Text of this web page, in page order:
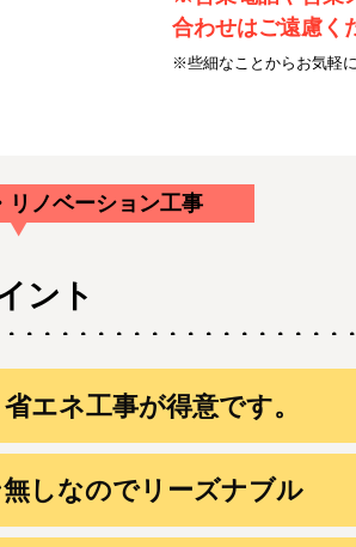
合わせはご遠慮く
※些細なことからお気軽
リノベーション工事
ント
エネ工事が得意です。
しなのでリーズナブル